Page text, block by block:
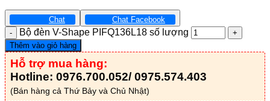
Chat Chat Facebook
Bộ đèn V-Shape PIFQ136L18 số lượng
Thêm vào giỏ hàng
Hỗ trợ mua hàng:
Hotline: 0976.700.052/ 0975.574.403
(Bán hàng cả Thứ Bảy và Chủ Nhật)